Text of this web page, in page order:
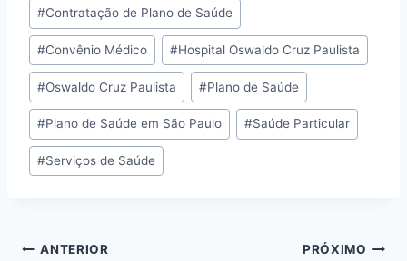
#Contratação de Plano de Saúde
#Convênio Médico #Hospital Oswaldo Cruz Paulista
#Oswaldo Cruz Paulista #Plano de Saúde
#Plano de Saúde em São Paulo #Saúde Particular
#Serviços de Saúde
ANTERIOR PRÓXIMO